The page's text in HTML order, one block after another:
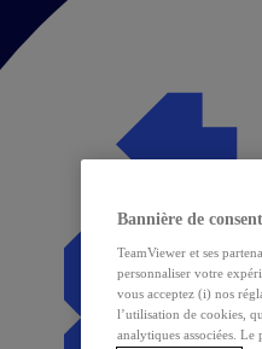
Bannière de
TeamViewer et ses
personnaliser votre
vous acceptez (i) nos
l’utilisation de cookies,
analytiques associées.